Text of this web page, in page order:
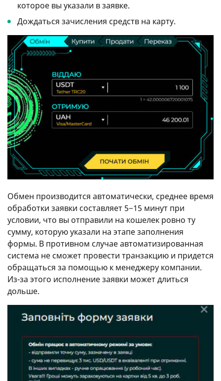
которое вы указали в заявке.
Дождаться зачисления средств на карту.
Обмен производится автоматически, среднее время
обработки заявки составляет 5−15 минут при
условии, что вы отправили на кошелек ровно ту
сумму, которую указали на этапе заполнения
формы. В противном случае автоматизированная
система не сможет провести транзакцию и придется
обращаться за помощью к менеджеру компании.
Из-за этого исполнение заявки может длиться
дольше.